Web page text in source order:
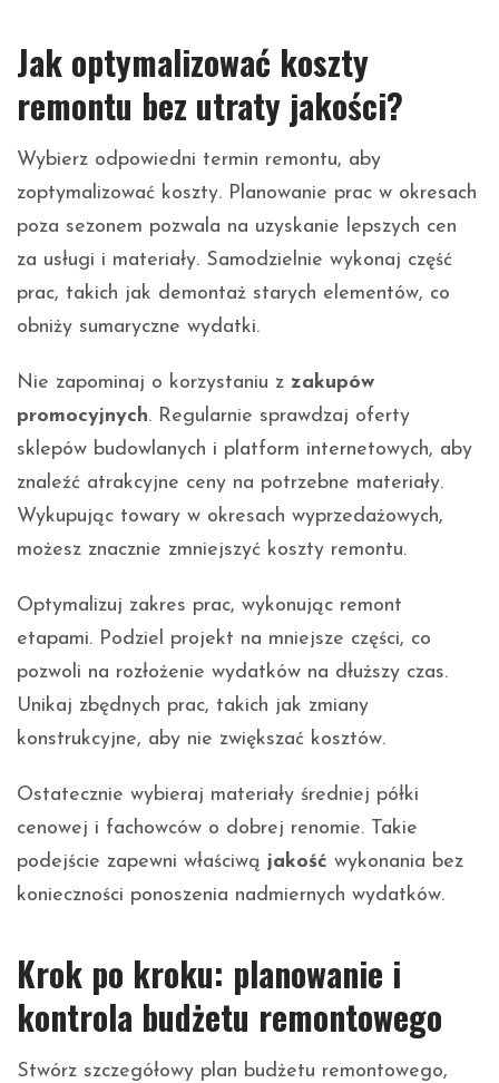
Jak optymalizować koszty
remontu bez utraty jakości?
Wybierz odpowiedni termin remontu, aby
zoptymalizować koszty. Planowanie prac w okresach
poza sezonem pozwala na uzyskanie lepszych cen
za usługi i materiały. Samodzielnie wykonaj część
prac, takich jak demontaż starych elementów, co
obniży sumaryczne wydatki.
Nie zapominaj o korzystaniu z zakupów
promocyjnych. Regularnie sprawdzaj oferty
sklepów budowlanych i platform internetowych, aby
znaleźć atrakcyjne ceny na potrzebne materiały.
Wykupując towary w okresach wyprzedażowych,
możesz znacznie zmniejszyć koszty remontu.
Optymalizuj zakres prac, wykonując remont
etapami. Podziel projekt na mniejsze części, co
pozwoli na rozłożenie wydatków na dłuższy czas.
Unikaj zbędnych prac, takich jak zmiany
konstrukcyjne, aby nie zwiększać kosztów.
Ostatecznie wybieraj materiały średniej półki
cenowej i fachowców o dobrej renomie. Takie
podejście zapewni właściwą jakość wykonania bez
konieczności ponoszenia nadmiernych wydatków.
Krok po kroku: planowanie i
kontrola budżetu remontowego
Stwórz szczegółowy plan budżetu remontowego,